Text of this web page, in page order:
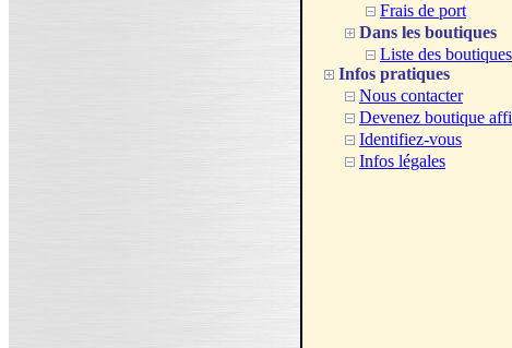
Frais de port
Dans les boutiques
Liste des boutiques
Infos pratiques
Nous contacter
Devenez boutique
Identifiez-vous
Infos légales